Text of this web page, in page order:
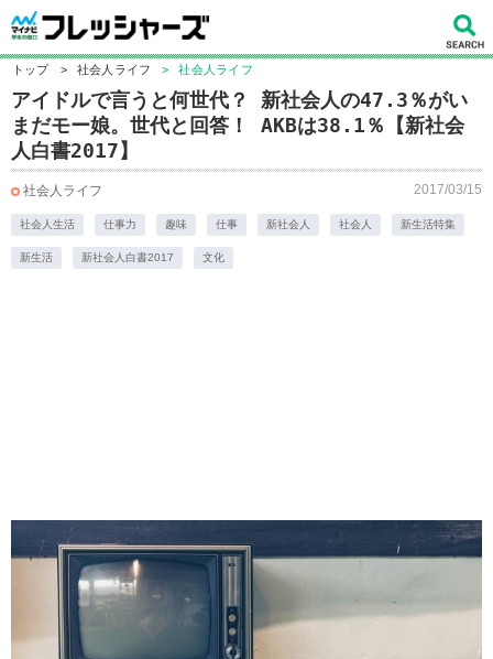
トップ > 社会人ライフ > 社会人ライフ
アイドルで言うと何世代？ 新社会人の47.3％がい
まだモー娘。世代と回答！ AKBは38.1％【新社会
人白書2017】
社会人ライフ 2017/03/15
社会人生活 仕事力 趣味 仕事 新社会人 社会人 新生活特集
新生活 新社会人白書2017 文化